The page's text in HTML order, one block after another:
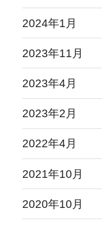
2024年1月
2023年11月
2023年4月
2023年2月
2022年4月
2021年10月
2020年10月